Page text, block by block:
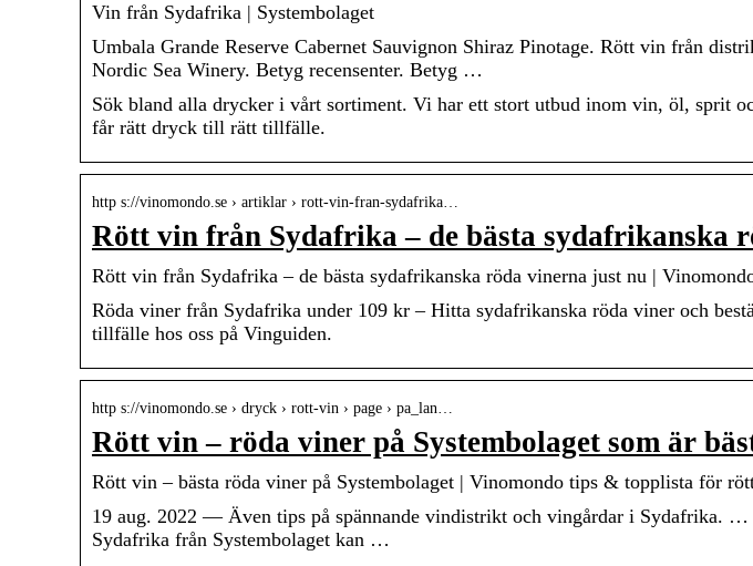
Vin från Sydafrika | Systembolaget
Umbala Grande Reserve Cabernet Sauvignon Shiraz Pinotage. Rött vin från
Nordic Sea Winery. Betyg recensenter. Betyg …
Sök bland alla drycker i vårt sortiment. Vi har ett stort utbud inom vin, öl, sprit
får rätt dryck till rätt tillfälle.
http s://vinomondo.se › artiklar › rott-vin-fran-sydafrika…
Rött vin från Sydafrika – de bästa sydafrikanska
Rött vin från Sydafrika – de bästa sydafrikanska röda vinerna just nu |
Röda viner från Sydafrika under 109 kr – Hitta sydafrikanska röda viner och
tillfälle hos oss på Vinguiden.
http s://vinomondo.se › dryck › rott-vin › page › pa_lan…
Rött vin – röda viner på Systembolaget som är
Rött vin – bästa röda viner på Systembolaget | Vinomondo tips & topplista för
19 aug. 2022 — Även tips på spännande vindistrikt och vingårdar i Sydafrika.
Sydafrika från Systembolaget kan …